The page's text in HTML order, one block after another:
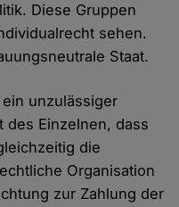
Diese Gruppen
sehen.
Staat.
unzulässiger
des Einzelnen, dass
die
Organisation
zur Zahlung der